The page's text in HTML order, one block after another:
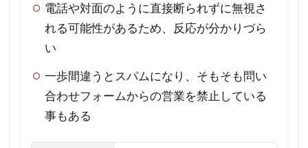
トは
あり
問い
合わ
電話や対面のように直接断られずに無視さ
れる可能性があるため、反応が分かりづら
い
一歩間違うとスパムになり、そもそも問い
合わせフォームからの営業を禁止している
事もある